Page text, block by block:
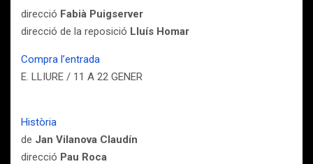
direcció Fabià Puigserver
direcció de la reposició Lluís Homar
Compra l’entrada
E. LLIURE / 11 A 22 GENER
Història
de Jan Vilanova Claudín
direcció Pau Roca